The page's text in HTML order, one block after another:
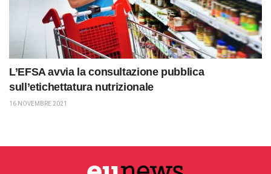
L’EFSA avvia la consultazione pubblica
sull’etichettatura nutrizionale
16 NOVEMBRE 2021